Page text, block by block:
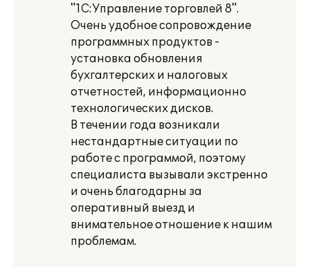
"1С:Управление торговлей 8".
Очень удобное сопровождение
программных продуктов -
установка обновления
бухгалтерских и налоговых
отчетностей, информационно
технологических дисков.
В течении года возникали
нестандартные ситуации по
работе с программой, поэтому
специалиста вызывали экстренно
и очень благодарны за
оперативный выезд и
внимательное отношение к нашим
проблемам.